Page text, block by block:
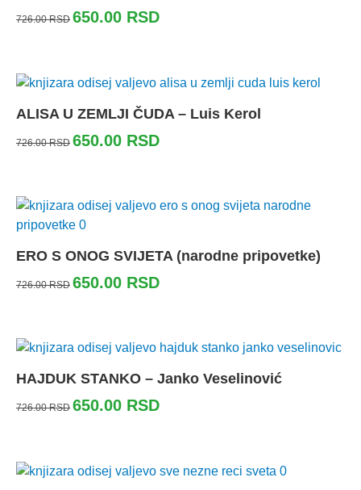
726.00RSD 650.00 RSD
ALISA U ZEMLJI ČUDA – Luis Kerol
726.00RSD 650.00 RSD
ERO S ONOG SVIJETA (narodne pripovetke)
726.00RSD 650.00 RSD
HAJDUK STANKO – Janko Veselinović
726.00RSD 650.00 RSD